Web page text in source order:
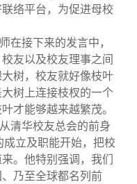
络平台，为促进母校
在接下来的发言中，
友以及校友理事之间
树，校友就好像枝叶
树上连接枝杈的一个
才能够越来越繁茂。
清华校友总会的前身
立及职能开始，把校
。他特别强调，我们
乃至全球都名列前